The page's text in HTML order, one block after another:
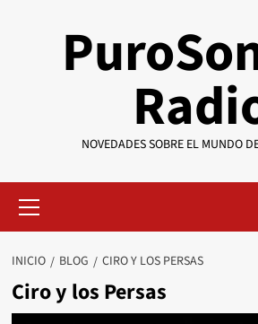
NOVEDADES SOBRE EL MUNDO
primario
INICIO BLOG CIRO Y LOS PERSAS
Ciro y los Persas